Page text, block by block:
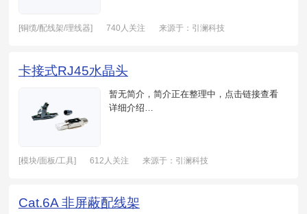
[铜缆/配线架/理线器] 740人关注
来源于：引澜科技
卡接式RJ45水晶头
暂无简介，简介正在整理中，点击链接查看
详细介绍…
[模块/面板/工具] 612人关注
来源于：引澜科技
Cat.6A 非屏蔽配线架